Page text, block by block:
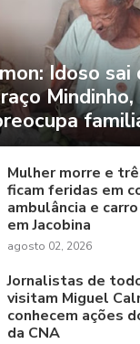
Idoso sai
Mindinho,
Mulher morre e
ficam feridas em
ambulância e
em Jacobina
agosto 02, 2026
Jornalistas de
visitam Miguel
conhecem ações
da CNA